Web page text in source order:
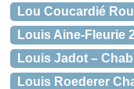
Lou Coucardié
Louis Aine-Fleurie
Louis Jadot –
Louis Roederer